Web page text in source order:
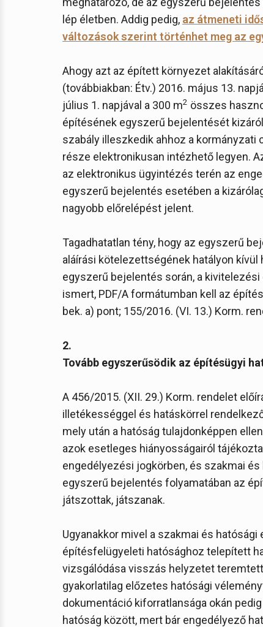
lép életben. Addig pedig, az átmeneti
változások szerint történhet meg az
Ahogy azt az épített környezet
(továbbiakban: Étv.) 2016. május 13.
július 1. napjával a 300 m2 összes
építésének egyszerű bejelentését
szabály illeszkedik ahhoz a kormányzati
része elektronikusan intézhető legyen.
az elektronikus ügyintézés terén az
egyszerű bejelentés esetében a
nagyobb előrelépést jelent.
Tagadhatatlan tény, hogy az egyszerű
aláírási kötelezettségének hatályon
egyszerű bejelentés során, a
ismert, PDF/A formátumban kell az
bek. a) pont; 155/2016. (VI. 13.) Korm.
2.
Tovább egyszerűsödik az építésügyi
A 456/2015. (XII. 29.) Korm. rendelet
illetékességgel és hatáskörrel
mely után a hatóság tulajdonképpen
azok esetleges hiányosságairól
engedélyezési jogkörben, és szakmai
egyszerű bejelentés folyamatában az
játszottak, játszanak.
Ugyanakkor mivel a szakmai és
építésfelügyeleti hatósághoz telepített
vizsgálódása visszás helyzetet
gyakorlatilag előzetes hatósági
dokumentáció kiforratlansága okán
hatóság között, mert bár engedélyező